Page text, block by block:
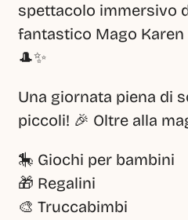
spettacolo immersivo
fantastico Mago Karen
🎩✨
Una giornata piena di
piccoli! 🎉 Oltre alla
🎠 Giochi per bambini
🎁 Regalini
🎨 Truccabimbi